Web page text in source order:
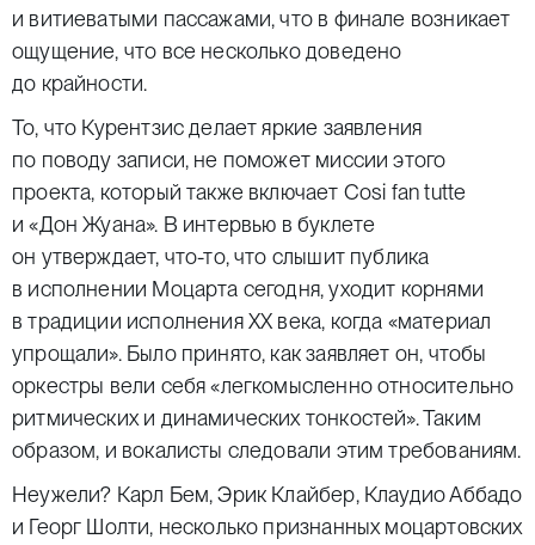
и витиеватыми пассажами, что в финале возникает
ощущение, что все несколько доведено
до крайности.
То, что Курентзис делает яркие заявления
по поводу записи, не поможет миссии этого
проекта, который также включает Cosi fan tutte
и «Дон Жуана». В интервью в буклете
он утверждает, что-то, что слышит публика
в исполнении Моцарта сегодня, уходит корнями
в традиции исполнения XX века, когда «материал
упрощали». Было принято, как заявляет он, чтобы
оркестры вели себя «легкомысленно относительно
ритмических и динамических тонкостей». Таким
образом, и вокалисты следовали этим требованиям.
Неужели? Карл Бем, Эрик Клайбер, Клаудио Аббадо
и Георг Шолти, несколько признанных моцартовских